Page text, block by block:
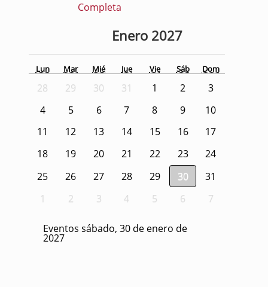
Completa
Enero 2027
Lun Mar Mié Jue Vie Sáb Dom
28 29 30 31 1 2
3
4
5 6 7 8 9
10
11
12 13 14 15 16
17
18
19 20 21 22 23
24
25
26 27 28 29 30
31
1
2 3 4 5 6 7
Eventos sábado, 30 de enero de
2027